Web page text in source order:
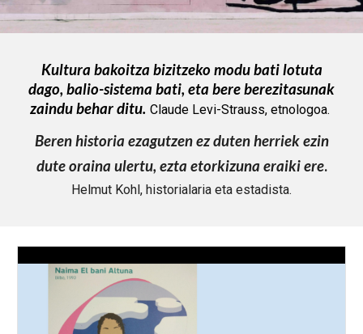
Kultura bakoitza bizitzeko modu bati lotuta
dago, balio-sistema bati, eta bere berezitasunak
zaindu behar ditu. Claude Levi-Strauss, etnologoa.
Beren historia ezagutzen ez duten herriek ezin
dute oraina ulertu, ezta etorkizuna eraiki ere.
Helmut Kohl, historialaria eta estadista.